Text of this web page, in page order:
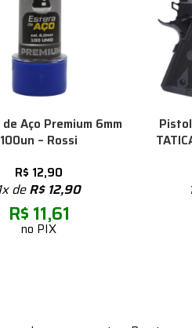
Aço Premium 6mm
100un – Rossi
R$ 12,90
deR$12,90
R$ 11,61
no PIX